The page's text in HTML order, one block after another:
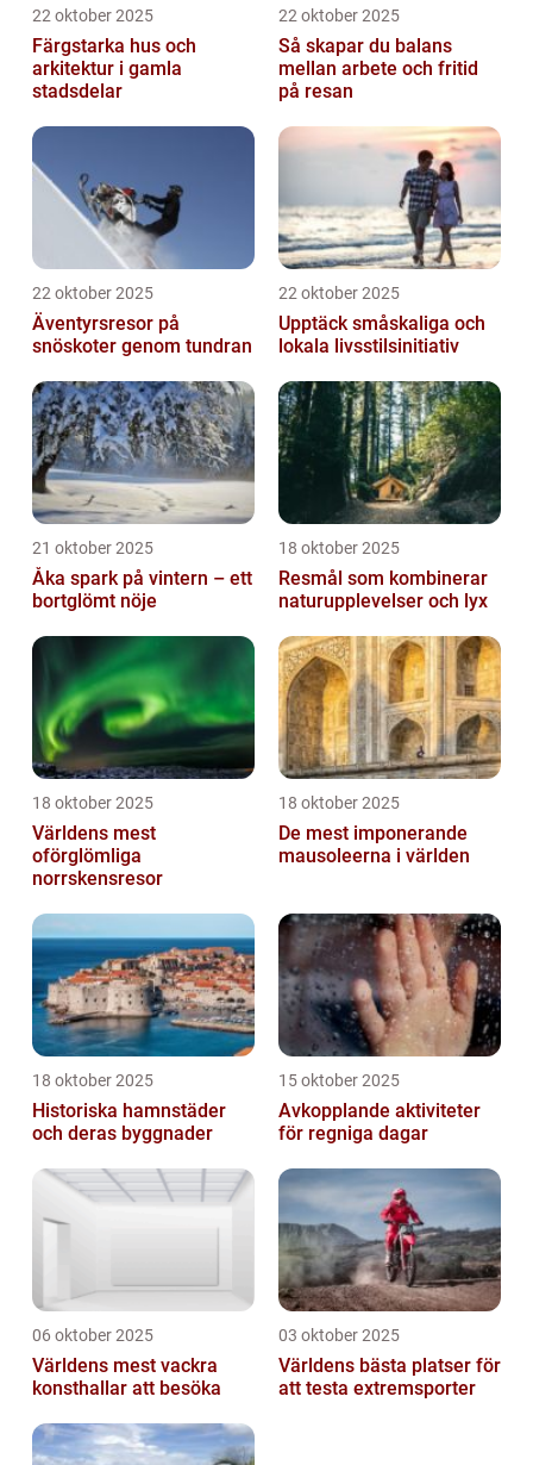
22 oktober 2025
Färgstarka hus och
arkitektur i gamla
stadsdelar
22 oktober 2025
Så skapar du balans
mellan arbete och fritid
på resan
22 oktober 2025
Äventyrsresor på
snöskoter genom tundran
22 oktober 2025
Upptäck småskaliga och
lokala livsstilsinitiativ
21 oktober 2025
Åka spark på vintern – ett
bortglömt nöje
18 oktober 2025
Resmål som kombinerar
naturupplevelser och lyx
18 oktober 2025
Världens mest
oförglömliga
norrskensresor
18 oktober 2025
De mest imponerande
mausoleerna i världen
18 oktober 2025
Historiska hamnstäder
och deras byggnader
15 oktober 2025
Avkopplande aktiviteter
för regniga dagar
06 oktober 2025
Världens mest vackra
konsthallar att besöka
03 oktober 2025
Världens bästa platser för
att testa extremsporter